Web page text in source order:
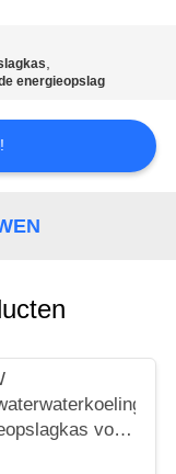
,
energieopslag
voor
back-up